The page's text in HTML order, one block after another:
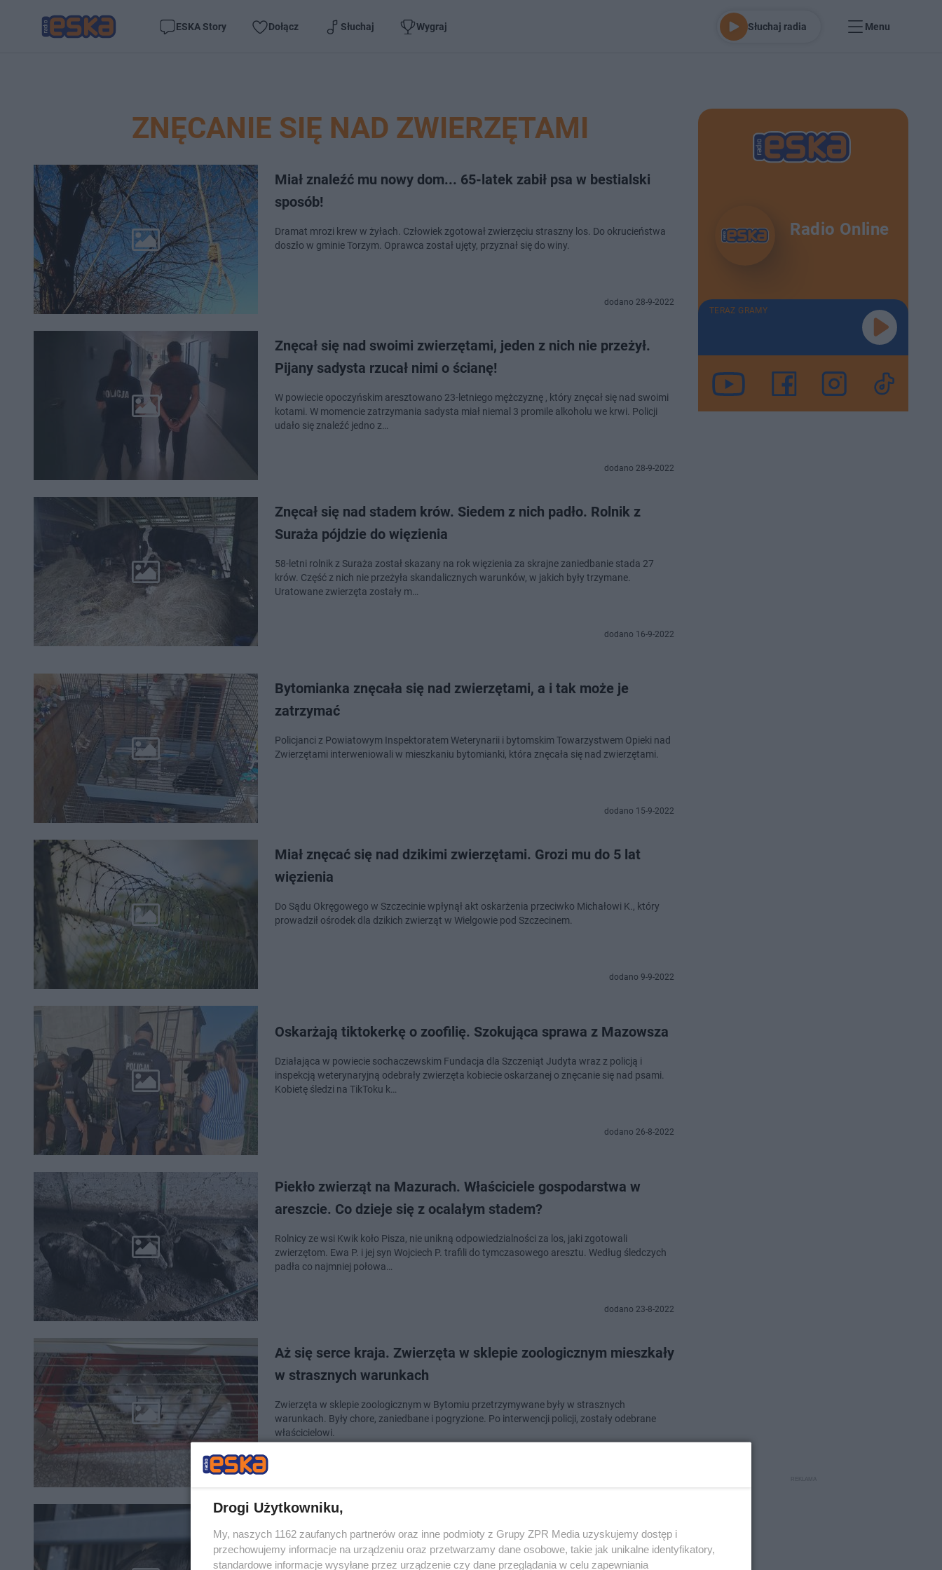
ESKA Story Dołącz Słuchaj Wygraj Słuchaj radia Menu
ZNĘCANIE SIĘ NAD ZWIERZĘTAMI
Miał znaleźć mu nowy dom... 65-latek zabił psa w bestialski
sposób!
Dramat mrozi krew w żyłach. Człowiek zgotował zwierzęciu straszny los. Do okrucieństwa
doszło w gminie Torzym. Oprawca został ujęty, przyznał się do winy.
dodano 28-9-2022
Znęcał się nad swoimi zwierzętami, jeden z nich nie przeżył.
Pijany sadysta rzucał nimi o ścianę!
W powiecie opoczyńskim aresztowano 23-letniego mężczyznę , który znęcał się nad swoimi
kotami. W momencie zatrzymania sadysta miał niemal 3 promile alkoholu we krwi. Policji
udało się znaleźć jedno z…
dodano 28-9-2022
Znęcał się nad stadem krów. Siedem z nich padło. Rolnik z
Suraża pójdzie do więzienia
58-letni rolnik z Suraża został skazany na rok więzienia za skrajne zaniedbanie stada 27
krów. Część z nich nie przeżyła skandalicznych warunków, w jakich były trzymane.
Uratowane zwierzęta zostały m…
dodano 16-9-2022
Bytomianka znęcała się nad zwierzętami, a i tak może je
zatrzymać
Policjanci z Powiatowym Inspektoratem Weterynarii i bytomskim Towarzystwem Opieki nad
Zwierzętami interweniowali w mieszkaniu bytomianki, która znęcała się nad zwierzętami.
dodano 15-9-2022
​Miał znęcać się nad dzikimi zwierzętami. Grozi mu do 5 lat
więzienia
Do Sądu Okręgowego w Szczecinie wpłynął akt oskarżenia przeciwko Michałowi K., który
prowadził ośrodek dla dzikich zwierząt w Wielgowie pod Szczecinem.
dodano 9-9-2022
Oskarżają tiktokerkę o zoofilię. Szokująca sprawa z Mazowsza
Działająca w powiecie sochaczewskim Fundacja dla Szczeniąt Judyta wraz z policją i
inspekcją weterynaryjną odebrały zwierzęta kobiecie oskarżanej o znęcanie się nad psami.
Kobietę śledzi na TikToku k…
dodano 26-8-2022
Piekło zwierząt na Mazurach. Właściciele gospodarstwa w
areszcie. Co dzieje się z ocalałym stadem?
Rolnicy ze wsi Kwik koło Pisza, nie unikną odpowiedzialności za los, jaki zgotowali
zwierzętom. Ewa P. i jej syn Wojciech P. trafili do tymczasowego aresztu. Według śledczych
padła co najmniej połowa…
dodano 23-8-2022
Aż się serce kraja. Zwierzęta w sklepie zoologicznym mieszkały
w strasznych warunkach
Zwierzęta w sklepie zoologicznym w Bytomiu przetrzymywane były w strasznych
warunkach. Były chore, zaniedbane i pogryzione. Po interwencji policji, zostały odebrane
właścicielowi.
Doszło do znęcania się nad krowami? W sprawę włączyła się
lubelska prokuratura
Radio Online
TERAZ GRAMY
Drogi Użytkowniku,
My, naszych 1162 zaufanych partnerów oraz inne podmioty z Grupy ZPR Media uzyskujemy dostęp i
przechowujemy informacje na urządzeniu oraz przetwarzamy dane osobowe, takie jak unikalne identyfikatory,
standardowe informacje wysyłane przez urządzenie czy dane przeglądania w celu zapewniania